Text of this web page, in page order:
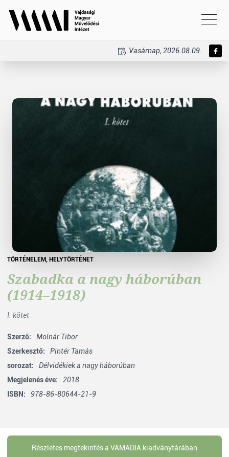
Vasárnap, 2026.08.09.
TÖRTÉNELEM, HELYTÖRTÉNET
Szabadka a nagy háborúban
(1914–1918)
I. kötet
Szerző:
Molnár Tibor
Szerkesztő:
Pintér Tamás
sorozat:
Délvidékiek a nagy háborúban
Megjelenés éve:
2018
ISBN:
978-86-80644-21-9
Részletes megtekintés a VAMADIA kiadványtárában